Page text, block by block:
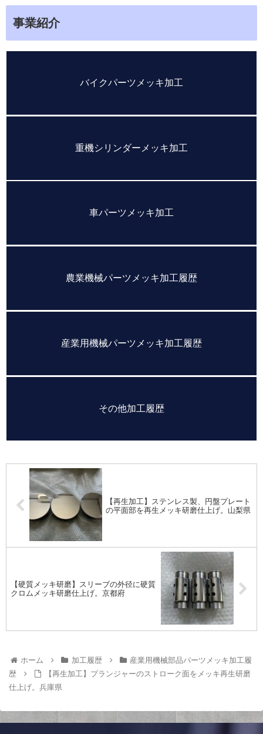
事業紹介
バイクパーツメッキ加工
重機シリンダーメッキ加工
車パーツメッキ加工
農業機械パーツメッキ加工履歴
産業用機械パーツメッキ加工履歴
その他加工履歴
【再生加工】ステンレス製、円盤プレート
の平面部を再生メッキ研磨仕上げ。山梨県
【硬質メッキ研磨】スリーブの外径に硬質
クロムメッキ研磨仕上げ。京都府
ホーム 加工履歴
産業用機械部品パーツメッキ加工履
歴
【再生加工】プランジャーのストローク面をメッキ再生研磨
仕上げ。兵庫県